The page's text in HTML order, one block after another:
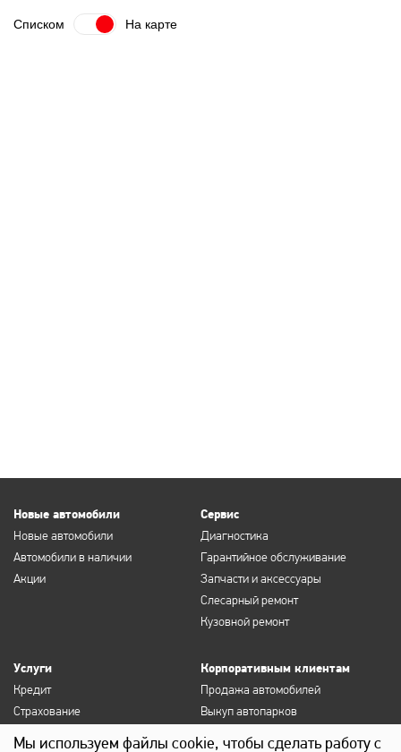
Списком На карте
Новые автомобили
Новые автомобили
Автомобили в наличии
Акции
Сервис
Диагностика
Гарантийное обслуживание
Запчасти и аксессуары
Слесарный ремонт
Кузовной ремонт
Услуги
Кредит
Страхование
КАСКО
Корпоративным клиентам
Продажа автомобилей
Выкуп автопарков
Мы используем файлы cookie, чтобы сделать работу с